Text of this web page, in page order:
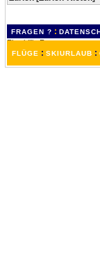
FRAGEN ? :
FLÜGE : SKIURLAUB :